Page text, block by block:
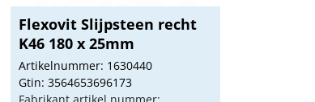
Flexovit Slijpsteen recht
K46 180 x 25mm
Artikelnummer: 1630440
Gtin: 3564653696173